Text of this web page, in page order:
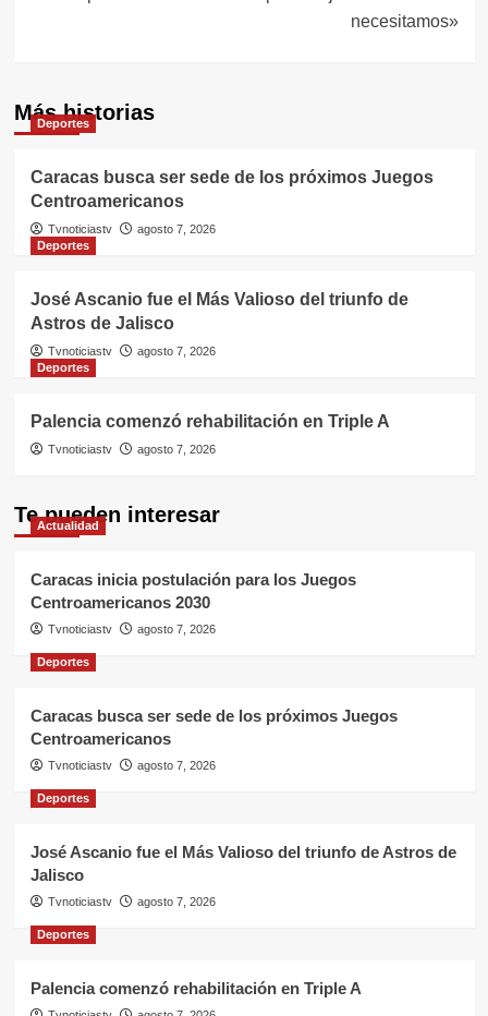
necesitamos»
Más historias
Deportes
Caracas busca ser sede de los próximos Juegos
Centroamericanos
Tvnoticiastv
agosto 7, 2026
Deportes
José Ascanio fue el Más Valioso del triunfo de
Astros de Jalisco
Tvnoticiastv
agosto 7, 2026
Deportes
Palencia comenzó rehabilitación en Triple A
Tvnoticiastv agosto 7, 2026
Te pueden interesar
Actualidad
Caracas inicia postulación para los Juegos
Centroamericanos 2030
Tvnoticiastv agosto 7, 2026
Deportes
Caracas busca ser sede de los próximos Juegos
Centroamericanos
Tvnoticiastv agosto 7, 2026
Deportes
José Ascanio fue el Más Valioso del triunfo de Astros de
Jalisco
Tvnoticiastv agosto 7, 2026
Deportes
Palencia comenzó rehabilitación en Triple A